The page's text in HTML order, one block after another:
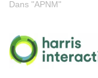
Dans "APNM"